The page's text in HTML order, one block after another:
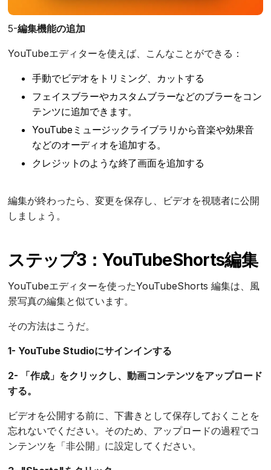
‍5-編集機能の追加
YouTubeエディターを使えば、こんなことができる：
手動でビデオをトリミング、カットする
フェイスブラーやカスタムブラーなどのブラーをコン
テンツに追加できます。
YouTubeミュージックライブラリから音楽や効果音
などのオーディオを追加する。
クレジットのような終了画面を追加する
編集が終わったら、変更を保存し、ビデオを視聴者に公開
しましょう。
ステップ3：YouTubeShorts編集
YouTubeエディターを使ったYouTubeShorts 編集は、風
景写真の編集と似ています。
その方法はこうだ。
1- YouTube Studioにサインインする
2- 「作成」をクリックし、動画コンテンツをアップロード
する。
ビデオを公開する前に、下書きとして保存しておくことを
忘れないでください。そのため、アップロードの過程でコ
ンテンツを「非公開」に設定してください。